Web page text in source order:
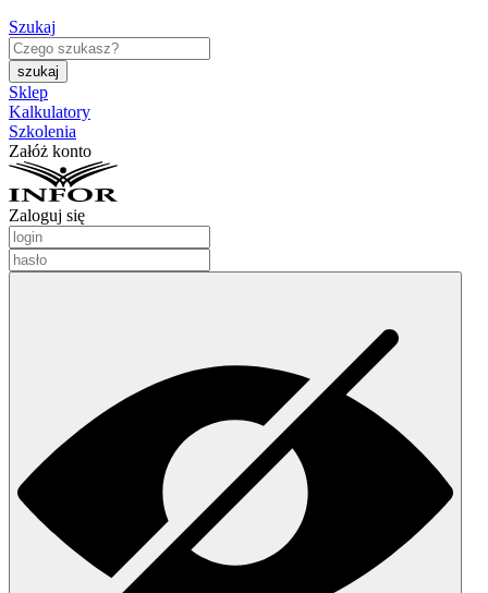
Szukaj
Sklep
Kalkulatory
Szkolenia
Załóż konto
Zaloguj się